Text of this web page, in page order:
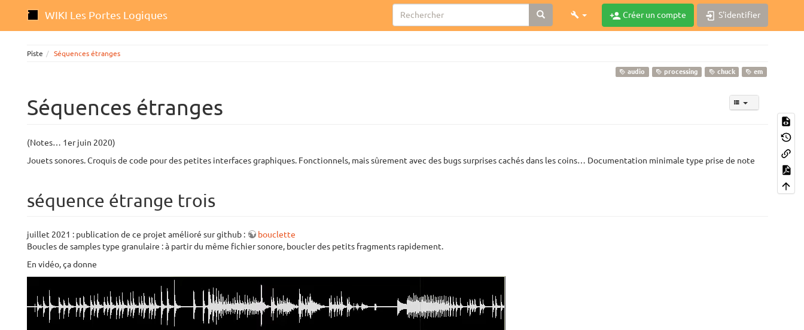
WIKI Les Portes Logiques Créer un compte S'identifier
Piste Séquences étranges
audio processing chuck em
Séquences étranges
(Notes… 1er juin 2020)
Jouets sonores. Croquis de code pour des petites interfaces graphiques. Fonctionnels, mais sûrement avec des bugs surprises cachés dans les coins… Documentation minimale type prise de note
séquence étrange trois
juillet 2021 : publication de ce projet amélioré sur github :
bouclette
Boucles de samples type granulaire : à partir du même fichier sonore, boucler des petits fragments rapidement.
En vidéo, ça donne